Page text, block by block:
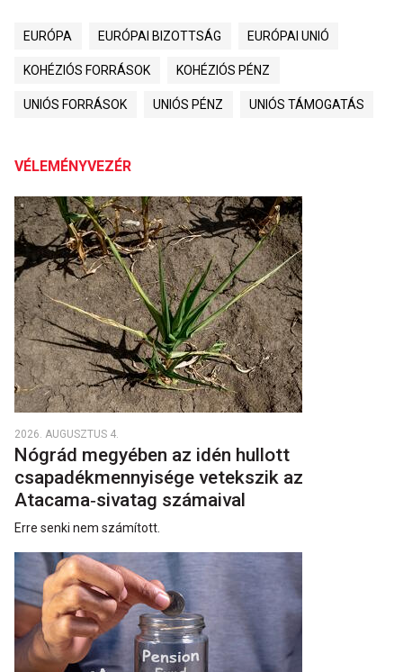
EURÓPA EURÓPAI BIZOTTSÁG EURÓPAI UNIÓ
KOHÉZIÓS FORRÁSOK KOHÉZIÓS PÉNZ
UNIÓS FORRÁSOK UNIÓS PÉNZ UNIÓS TÁMOGATÁS
VÉLEMÉNYVEZÉR
2026. AUGUSZTUS 4.
Nógrád megyében az idén hullott
csapadékmennyisége vetekszik az
Atacama‑sivatag számaival
Erre senki nem számított.